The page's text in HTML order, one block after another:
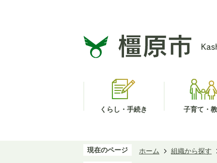
くらし・手続き 子育て・
現在のページ ホーム 組織から探す